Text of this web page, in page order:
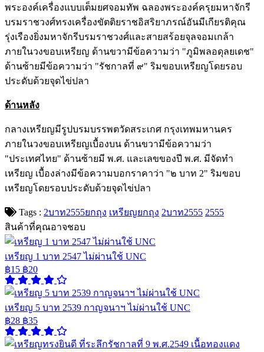
พระองค์เครื่องแบบเต็มยศจอมทัพ ฉลองพระองค์ครุยมหาจักรี
บรมราชวงศ์ทรงเครื่องขัตติยราชอิสริยาภรณ์อันมีเกียรติคุณ
รุ่งเรืองยิ่งมหาจักรีบรมราชวงศ์และสายสร้อยจุลจอมเกล้า
ภายในวงขอบเหรียญ ด้านขวามีข้อความว่า "ภูมิพลอดุลยเดช"
ด้านซ้ายมีข้อความว่า "รัชกาลที่ ๙" ริมขอบเหรียญโดยรอบ
ประดับด้วยจุดไข่ปลา
ด้านหลัง
กลางเหรียญมีรูปบรมบรรพตวัดสระเกศ กรุงเทพมหานคร
ภายในวงขอบเหรียญเบื้องบน ด้านขวามีข้อความว่า
"ประเทศไทย" ด้านซ้ายมี พ.ศ. และเลขของปี พ.ศ. มีจัดทำ
เหรียญ เบื้องล่างมีข้อความบอกราคาว่า "๒ บาท 2" ริมขอบ
เหรียญโดยรอบประดับด้วยจุดไข่ปลา
Tags : 2บาท2555ยกถุง เหรียญยกถุง 2บาท2555 2555
สินค้าที่คุณอาจชอบ
เหรียญ 1 บาท 2547 ไม่ผ่านใช้ UNC
฿15 ฿20
เหรียญ 5 บาท 2539 กาญจนาฯ ไม่ผ่านใช้ UNC
฿28 ฿35